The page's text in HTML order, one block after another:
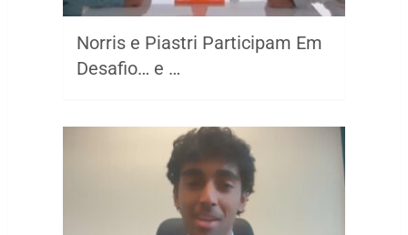
Norris e Piastri Participam Em
Desafio… e …